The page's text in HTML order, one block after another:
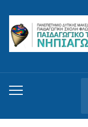
Εναλλαγή
μενού